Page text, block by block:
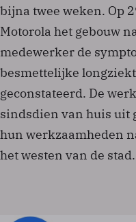
bijna twee weken. Op
Motorola het gebouw
medewerker de
besmettelijke
geconstateerd. De
sindsdien van huis uit
hun werkzaamheden
het westen van de stad.